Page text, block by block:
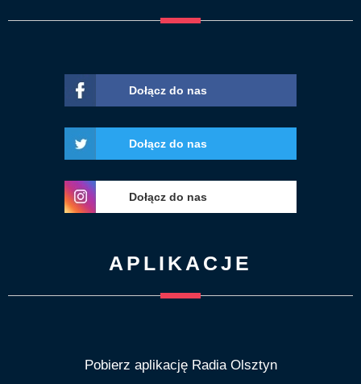
Dołącz do nas
Dołącz do nas
Dołącz do nas
APLIKACJE
Pobierz aplikację Radia Olsztyn